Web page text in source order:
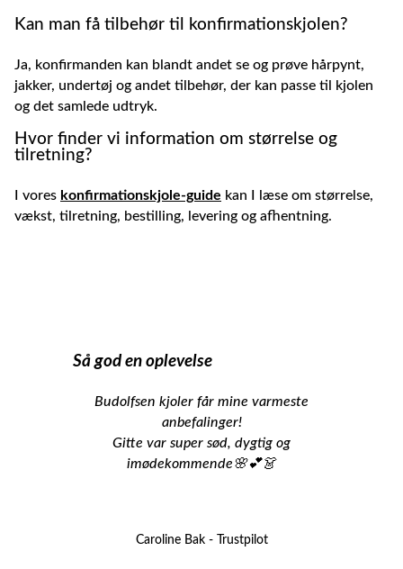
Kan man få tilbehør til konfirmationskjolen?
Ja, konfirmanden kan blandt andet se og prøve hårpynt,
jakker, undertøj og andet tilbehør, der kan passe til kjolen
og det samlede udtryk.
Hvor finder vi information om størrelse og
tilretning?
I vores konfirmationskjole-guide kan I læse om størrelse,
vækst, tilretning, bestilling, levering og afhentning.
Så god en oplevelse
Budolfsen kjoler får mine varmeste
anbefalinger!
Gitte var super sød, dygtig og
imødekommende🌸💕👗
Caroline Bak - Trustpilot